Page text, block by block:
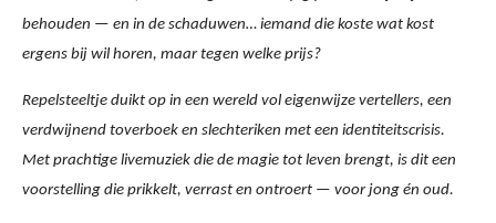
behouden — en in de schaduwen… iemand die koste wat kost
ergens bij wil horen, maar tegen welke prijs?
Repelsteeltje duikt op in een wereld vol eigenwijze vertellers, een
verdwijnend toverboek en slechteriken met een identiteitscrisis.
Met prachtige livemuziek die de magie tot leven brengt, is dit een
voorstelling die prikkelt, verrast en ontroert — voor jong én oud.